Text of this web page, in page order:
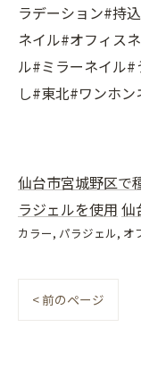
ラデーション#持
ネイル#オフィス
ル#ミラーネイル
し#東北#ワンホン
仙台市宮城野区で
ラジェルを使用 仙
カラー パラジェル オ
< 前のページ